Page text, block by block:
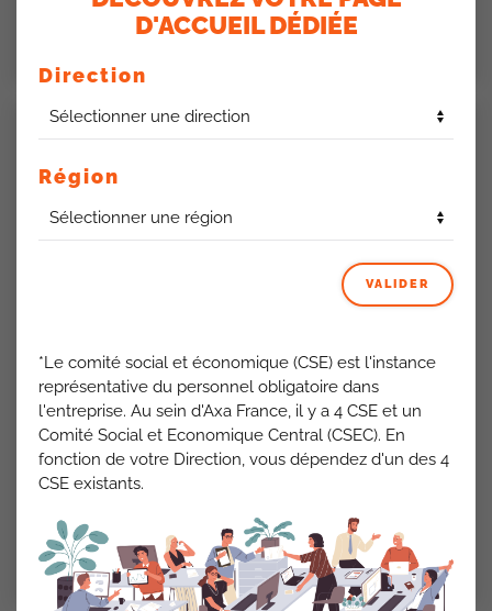
LIRE LA SUITE
6 JANVIER 2026
GRATUITÉ DU LOUVRE POUR LES
SALARIÉS D’AXA
LIRE LA SUITE
D'ACCUEIL DÉDIÉE
Direction
Région
VALIDER
*Le comité social et économique (CSE) est l'instance
représentative du personnel obligatoire dans
l'entreprise. Au sein d'Axa France, il y a 4 CSE et un
Comité Social et Economique Central (CSEC). En
fonction de votre Direction, vous dépendez d'un des 4
CSE existants.